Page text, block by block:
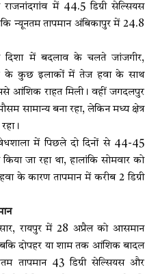
राजनांदगांवमें 44.5 डिग्री सेल्सियस
न्यूनतम तापमान अंबिकापुरमें 24.8
दिशा में बदलाव के चलतेजांजगीर,
के कुछ इलाकों में तेज हवा के साथ
आंशिक राहत मिली। वहींजगदलपुर
सामान्य बना रहा, लेकिन मध्य क्षेत्र
में पिछले दो दिनों से 44-45
किया जा रहा था, हालांकि सोमवार को
के कारण तापमान में करीब 2 डिग्री
रायपुर में 28 अप्रैल को आसमान
दोपहर या शाम तक आंशिक बादल
तापमान 43 डिग्री सेल्सियस और